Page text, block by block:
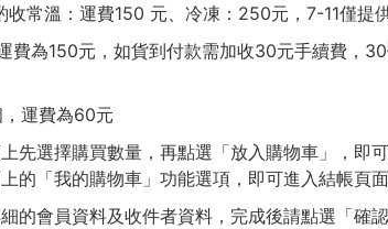
常溫：運費150 元、冷凍：250元，7-11僅提
費為150元，如貨到付款需加收30元手續費，
運費為60元
先選擇購買數量，再點選「放入購物車」，即
的「我的購物車」功能選項，即可進入結帳頁面
的會員資料及收件者資料，完成後請點選「確認